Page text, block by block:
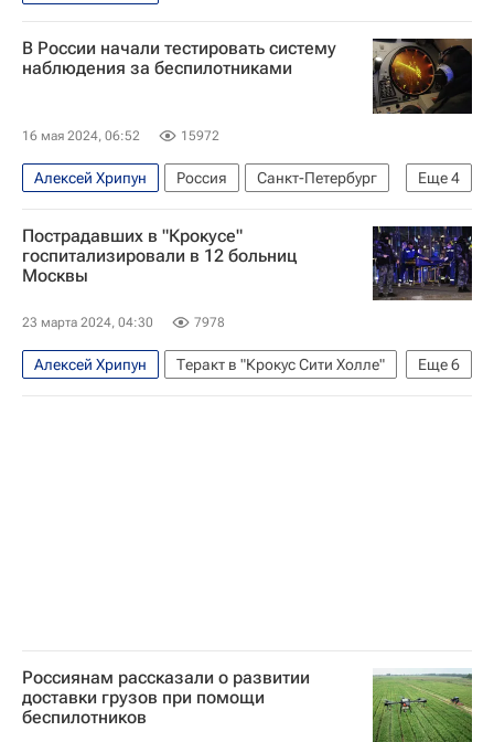
В России начали тестировать систему
наблюдения за беспилотниками
16 мая 2024, 06:52 15972
Еще4
Алексей Хрипун Россия
Санкт-Петербург
Александр Игнатов
Международная организация гражданской авиации
GPS
Пострадавших в "Крокусе"
госпитализировали в 12 больниц
Москвы
23 марта 2024, 04:30 7978
Еще6
Алексей Хрипун
Теракт в "Крокус Сити Холле"
Москва
Крокус
Крокус Сити Холл
Россиянам рассказали о развитии
доставки грузов при помощи
беспилотников